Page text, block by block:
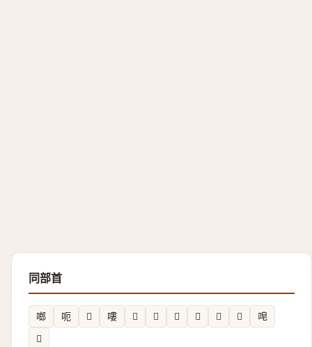
同部首
啷 呃 𰈖 嘍 𠯥 𠼳 𠸫 𰇫 𫫳 𠵳
唣
𡂊